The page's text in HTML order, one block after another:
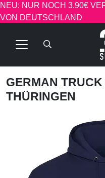
NEU: NUR NOCH 3.90€
VON DEUTSCHLAND
GERMAN TRUCK
THÜRINGEN